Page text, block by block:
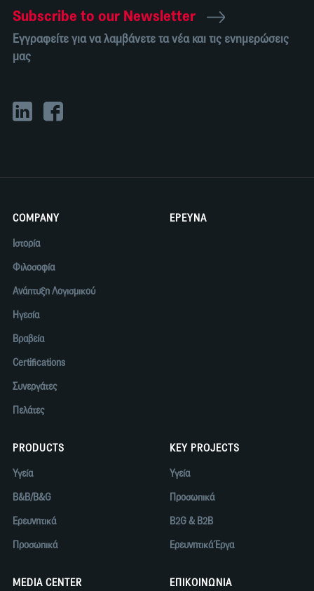
Subscribe to our Newsletter
Εγγραφείτε για να λαμβάνετε τα νέα και τις ενημερώσεις
μας
COMPANY
Ιστορία
Φιλοσοφία
Ανάπτυξη Λογισμικού
Ηγεσία
Βραβεία
Certifications
Συνεργάτες
Πελάτες
ΕΡΕΥΝΑ
PRODUCTS
Υγεία
B&B/B&G
Ερευνητικά
Προσωπικά
KEY PROJECTS
Υγεία
Προσωπικά
B2G & B2B
Ερευνητικά Έργα
MEDIA CENTER ΕΠΙΚΟΙΝΩΝΙΑ